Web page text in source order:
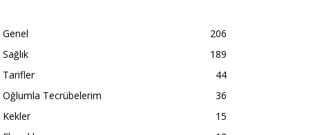
Genel
206
Sağlık
189
Tarifler
44
Oğlumla Tecrübelerim
36
Kekler
15